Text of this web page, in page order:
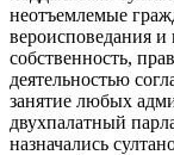
неотъемлемые
вероисповедания
собственность,
деятельностью
занятие любых
двухпалатный
назначались